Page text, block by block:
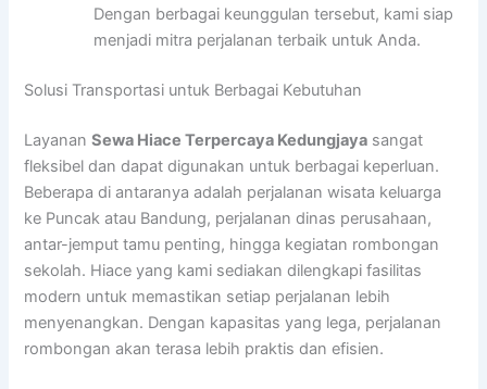
Dengan berbagai keunggulan tersebut, kami siap
menjadi mitra perjalanan terbaik untuk Anda.
Solusi Transportasi untuk Berbagai Kebutuhan
LayananSewa Hiace Terpercaya Kedungjaya sangat
fleksibel dan dapat digunakan untuk berbagai keperluan.
Beberapa di antaranya adalah perjalanan wisata keluarga
ke Puncak atau Bandung, perjalanan dinas perusahaan,
antar-jemput tamu penting, hingga kegiatan rombongan
sekolah. Hiace yang kami sediakan dilengkapi fasilitas
modern untuk memastikan setiap perjalanan lebih
menyenangkan. Dengan kapasitas yang lega, perjalanan
rombongan akan terasa lebih praktis dan efisien.